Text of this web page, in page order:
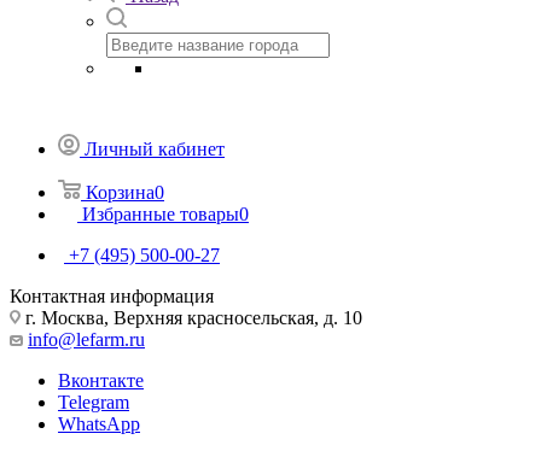
Личный кабинет
Корзина0
Избранные товары0
+7 (495) 500-00-27
Контактная информация
г. Москва, Верхняя красносельская, д. 10
info@lefarm.ru
Вконтакте
Telegram
WhatsApp